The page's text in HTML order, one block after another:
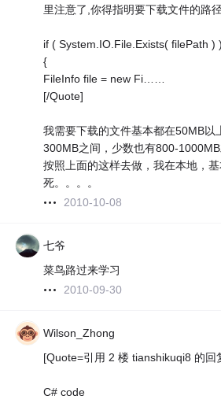
里注意了,你得指明要下载文件的路
if ( System.IO.File.Exists( filePath ) )
{
FileInfo file = new Fi……
[/Quote]
我需要下载的文件基本都在50MB以
300MB之间，少数也有800-1000MB
按照上面的这样去做，我在本地，
死。。。。
2010-10-08
七爷
菜鸟路过来学习
2010-09-30
Wilson_Zhong
[Quote=引用 2 楼 tianshikuqi8 的回
C# code